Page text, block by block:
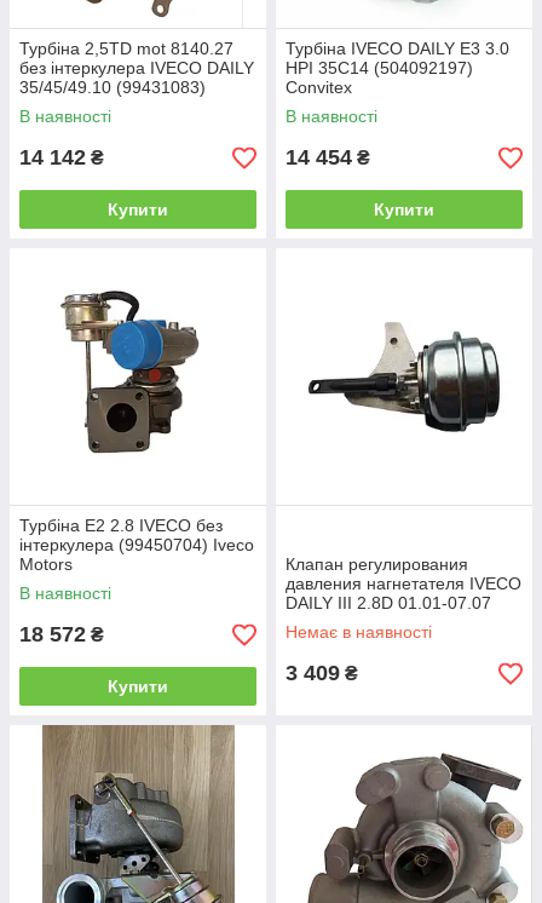
Турбіна 2,5TD mot 8140.27
без інтеркулера IVECO DAILY
35/45/49.10 (99431083)
Convitex
В наявності
14 142 ₴
Купити
Турбіна IVECO DAILY Е3 3.0
HPI 35C14 (504092197)
Convitex
В наявності
14 454 ₴
Купити
Турбіна Е2 2.8 IVECO без
інтеркулера (99450704) Iveco
Motors
В наявності
18 572 ₴
Купити
Клапан регулирования
давления нагнетателя IVECO
DAILY III 2.8D 01.01-07.07
(500379251/EVAC017) Evoron
Немає в наявності
3 409 ₴